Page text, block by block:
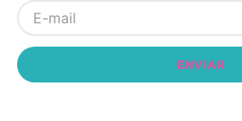
ENVIAR